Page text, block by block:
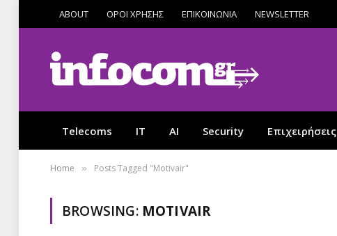
ABOUT ΟΡΟΙ ΧΡΗΣΗΣ ΕΠΙΚΟΙΝΩΝΙΑ NEWSLETTER
Telecoms IT AI Security Επιχειρήσεις
Home » Posts Tagged "Motivair"
BROWSING: MOTIVAIR